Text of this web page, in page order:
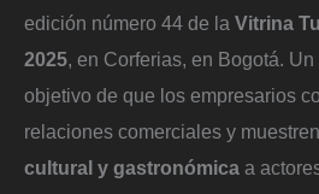
edición número 44 de la Vitrina
2025, en Corferias, en Bogotá. Un
objetivo de que los empresarios
relaciones comerciales y
cultural y gastronómica a